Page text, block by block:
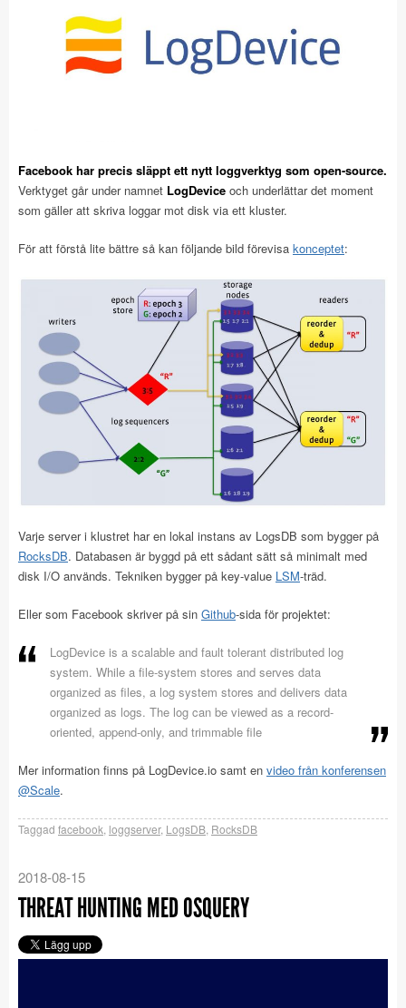
Facebook har precis släppt ett nytt loggverktyg som open-source.
Verktyget går under namnet LogDevice och underlättar det moment
som gäller att skriva loggar mot disk via ett kluster.
För att förstå lite bättre så kan följande bild förevisa konceptet:
Varje server i klustret har en lokal instans av LogsDB som bygger på
RocksDB. Databasen är byggd på ett sådant sätt så minimalt med
disk I/O används. Tekniken bygger på key-value LSM-träd.
Eller som Facebook skriver på sin Github-sida för projektet:
LogDevice is a scalable and fault tolerant distributed log
system. While a file-system stores and serves data
organized as files, a log system stores and delivers data
organized as logs. The log can be viewed as a record-
oriented, append-only, and trimmable file
Mer information finns på LogDevice.io samt en video från konferensen
@Scale.
Taggad facebook loggserver, LogsDB RocksDB
2018-08-15
THREAT HUNTING MED OSQUERY